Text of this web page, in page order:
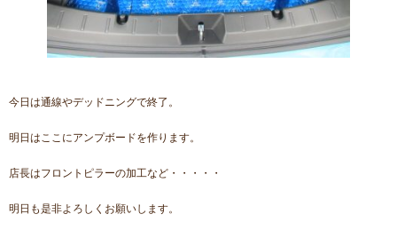
今日は通線やデッドニングで終了。
明日はここにアンプボードを作ります。
店長はフロントピラーの加工など・・・・・
明日も是非よろしくお願いします。